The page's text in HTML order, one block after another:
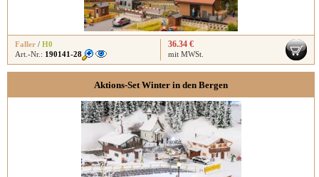
Faller / H0
Art.-Nr.: 190141-28
36.34 €
mit MWSt.
Aktions-Set Winter in den Bergen